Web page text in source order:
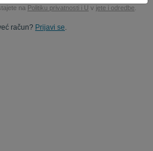
na Politiku privatnosti i U v jete i odredbe
račun? Prijavi se.